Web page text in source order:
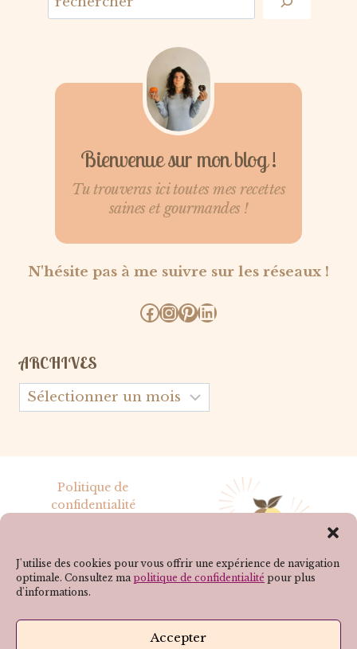
J'utilise des cookies pour vous offrir une expérience de navigation
optimale. Consultez mapolitique de confidentialité pour plus
d'informations.
Accepter
Bienvenue sur mon blog !
Tu trouveras ici toutes mes recettes
saines et gourmandes !
N'hésite pas à me suivre sur les réseaux !
Facebook
Instagram
Pinterest
LinkedIn
ARCHIVES
Archives
Politique de
confidentialité
SUIVEZ-MOI SUR LES RÉSEAUX !